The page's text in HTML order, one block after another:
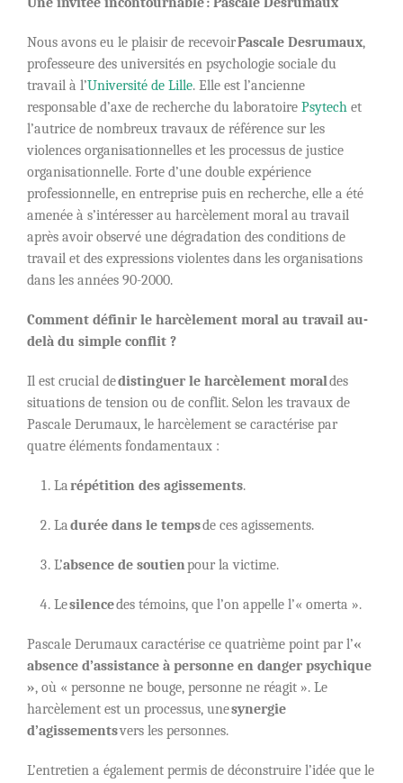
Nous avons eu le plaisir de recevoirPascale Desrumaux,
professeure des universités en psychologie sociale du
travail à l’Université de Lille. Elle est l’ancienne
responsable d’axe de recherche du laboratoire Psytech et
l’autrice de nombreux travaux de référence sur les
violences organisationnelles et les processus de justice
organisationnelle. Forte d’une double expérience
professionnelle, en entreprise puis en recherche, elle a été
amenée à s’intéresser au harcèlement moral au travail
après avoir observé une dégradation des conditions de
travail et des expressions violentes dans les organisations
dans les années 90-2000.
Comment définir le harcèlement moral au travail au-
delà du simple conflit ?
Il est crucial dedistinguer le harcèlement moraldes
situations de tension ou de conflit. Selon les travaux de
Pascale Derumaux, le harcèlement se caractérise par
quatre éléments fondamentaux :
Larépétition des agissements.
Ladurée dans le tempsde ces agissements.
L’absence de soutienpour la victime.
Lesilencedes témoins, que l’on appelle l’« omerta ».
Pascale Derumaux caractérise ce quatrième point par l’«
absence d’assistance à personne en danger psychique
», où « personne ne bouge, personne ne réagit ». Le
harcèlement est un processus, unesynergie
d’agissementsvers les personnes.
L’entretien a également permis de déconstruire l’idée que le